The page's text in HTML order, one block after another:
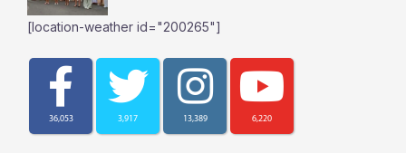
[location-weather id="200265"]
36,053 3,917 13,389 6,220